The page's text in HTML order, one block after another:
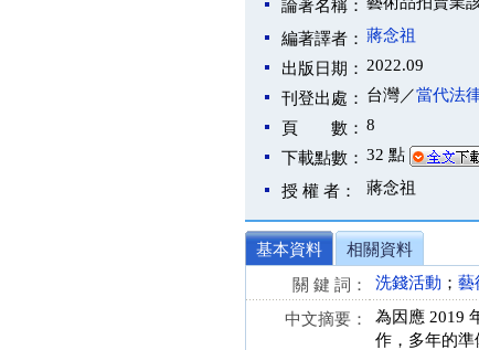
論著名稱：
編著譯者： 蔣念祖
出版日期： 2022.09
刊登出處： 台灣／當代法
頁 數： 8
下載點數： 32 點
授 權 者：
蔣念祖
基本資料
相關資料
關 鍵 詞：
洗錢活動 ； 藝
中文摘要：
為因應 2019
作，多年的